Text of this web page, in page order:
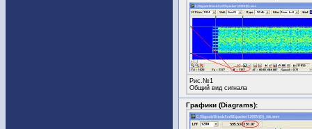
Рис.№1
Общий вид сигнала
Графики (Diagrams):